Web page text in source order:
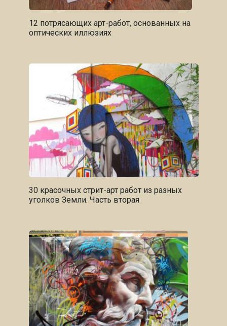
12 потрясающих арт-работ, основанных на
оптических иллюзиях
30 красочных стрит-арт работ из разных
уголков Земли. Часть вторая